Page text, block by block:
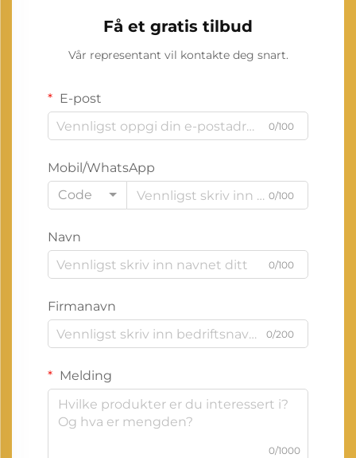
Få et gratis tilbud
Vår representant vil kontakte deg snart.
E-post
0/100
Mobil/WhatsApp
Code
0/100
Navn
0/100
Firmanavn
0/200
Melding
0/1000